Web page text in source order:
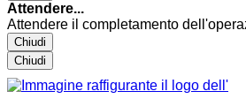
Attendere...
Attendere il completamento
Chiudi
Chiudi